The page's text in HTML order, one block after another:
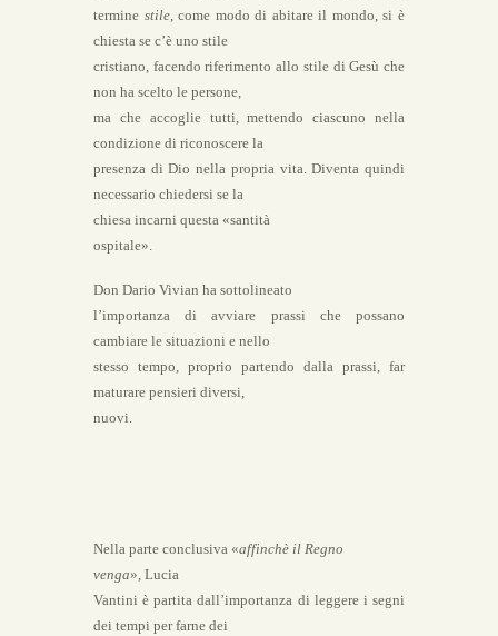
termine stile, come modo di abitare il mondo, si è
chiesta se c’è uno stile
cristiano, facendo riferimento allo stile di Gesù che
non ha scelto le persone,
ma che accoglie tutti, mettendo ciascuno nella
condizione di riconoscere la
presenza di Dio nella propria vita. Diventa quindi
necessario chiedersi se la
chiesa incarni questa «santità
ospitale».
Don Dario Vivian ha sottolineato
l’importanza di avviare prassi che possano
cambiare le situazioni e nello
stesso tempo, proprio partendo dalla prassi, far
maturare pensieri diversi,
nuovi.
Nella parte conclusiva «affinchè il Regno
venga», Lucia
Vantini è partita dall’importanza di leggere i segni
dei tempi per farne dei